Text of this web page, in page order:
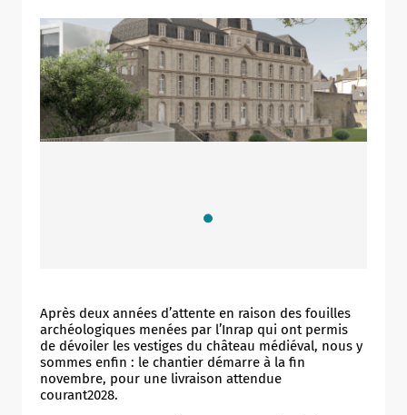
Après deux années d’attente en raison des fouilles
archéologiques menées par l’Inrap qui ont permis
de dévoiler les vestiges du château médiéval, nous y
sommes enfin : le chantier démarre à la fin
novembre, pour une livraison attendue
courant2028.